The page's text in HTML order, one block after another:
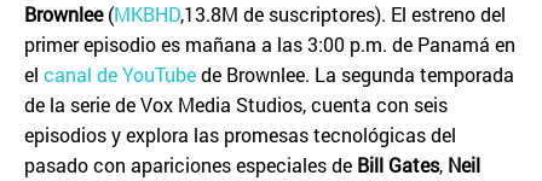
Brownlee(MKBHD,13.8M de suscriptores). El estreno del
primer episodio es mañana a las 3:00 p.m. de Panamá en
el canal de YouTubede Brownlee. La segunda temporada
de la serie de Vox Media Studios, cuenta con seis
episodios y explora las promesas tecnológicas del
pasado con apariciones especiales de Bill Gates, Neil